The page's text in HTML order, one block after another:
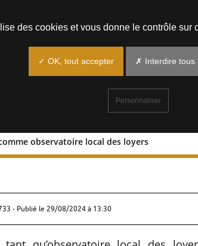
observatoire local des loyers
comme observatoire
- Publié le 29/08/2024 à 13:30
des cookies et vous donne le contrôle sur
✓ OK, tout accepter ✗ Interdire tous
Personnaliser